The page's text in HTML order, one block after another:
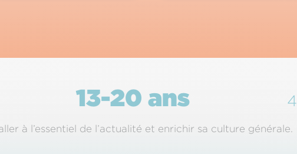
13-20 ans 4
à l’essentiel de l’actualité et enrichir sa culture générale.